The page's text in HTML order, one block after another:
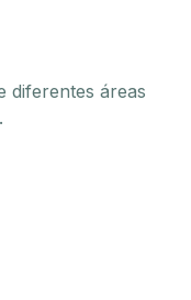
diferentes áreas